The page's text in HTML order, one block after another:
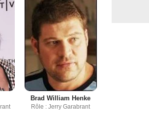
Brad William Henke
Rôle : Jerry Garabrant